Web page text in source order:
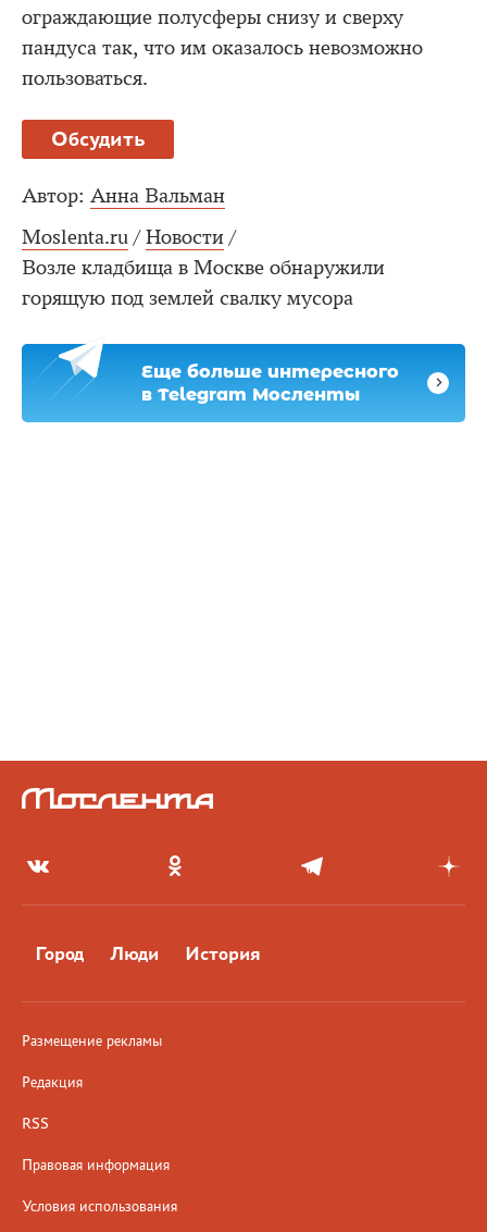
ограждающие полусферы снизу и сверху
пандуса так, что им оказалось невозможно
пользоваться.
Обсудить
Автор: Анна Вальман
Moslenta.ru / Новости /
Возле кладбища в Москве обнаружили
горящую под землей свалку мусора
Еще больше интересного
в Telegram Мосленты
Город Люди История
Размещение рекламы
Редакция
RSS
Правовая информация
Условия использования